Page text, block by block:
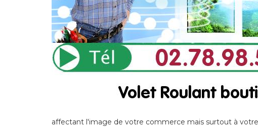
affectant l'image de votre commerce mais surtout à